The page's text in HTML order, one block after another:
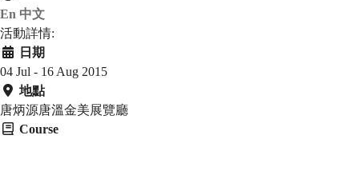
En 中文
活動詳情:
日期
04 Jul - 16 Aug 2015
地點
唐炳源唐溫金美展覽廳
Course